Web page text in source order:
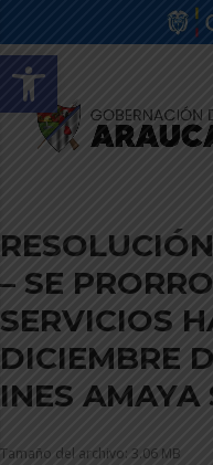
Abrir barra de herramientas
– SE
SERVICIOS
DICIEMBRE
INES AMAYA
Tamaño del archivo: 3.06 MB